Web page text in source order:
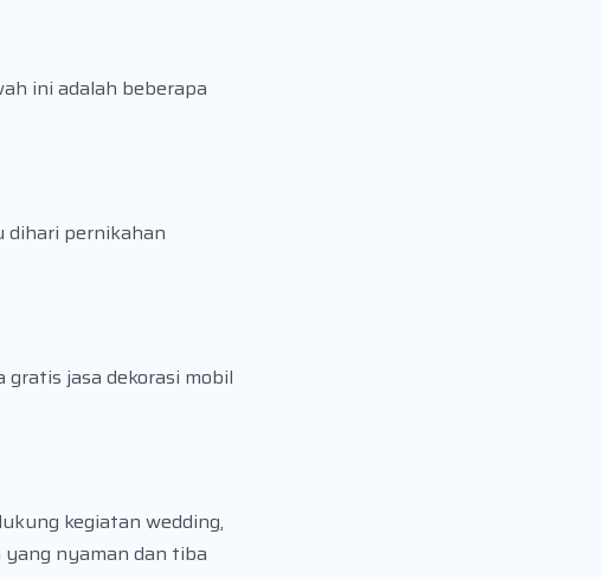
ini adalah beberapa
dihari pernikahan
jasa dekorasi mobil
kegiatan wedding,
nyaman dan tiba